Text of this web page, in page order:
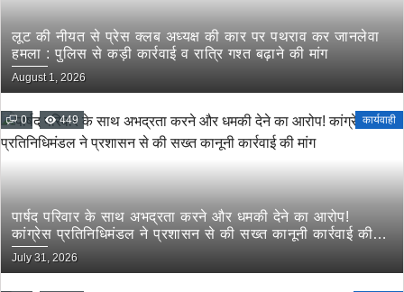
लूट की नीयत से प्रेस क्लब अध्यक्ष की कार पर पथराव कर जानलेवा
हमला : पुलिस से कड़ी कार्रवाई व रात्रि गश्त बढ़ाने की मांग
August 1, 2026
0 449 कार्यवाही
पार्षद परिवार के साथ अभद्रता करने और धमकी देने का आरोप!
कांग्रेस प्रतिनिधिमंडल ने प्रशासन से की सख्त कानूनी कार्रवाई की
मांग
July 31, 2026